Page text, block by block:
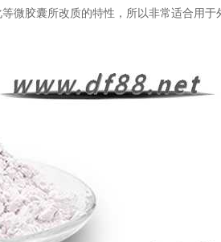
微胶囊所改质的特性，所以非常适合用于